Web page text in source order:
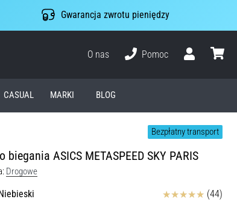
Gwarancja zwrotu pieniędzy
O nas
Pomoc
CASUAL MARKI BLOG
Bezpłatny transport
biegania ASICS METASPEED SKY PARIS
Drogowe
Ocena (44)